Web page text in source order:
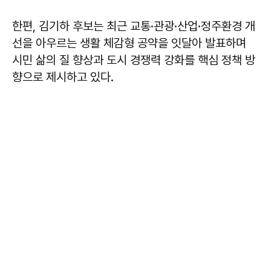
한편, 김기하 후보는 최근 교통·관광·산업·정주환경 개
선을 아우르는 생활 체감형 공약을 잇달아 발표하며
시민 삶의 질 향상과 도시 경쟁력 강화를 핵심 정책 방
향으로 제시하고 있다.